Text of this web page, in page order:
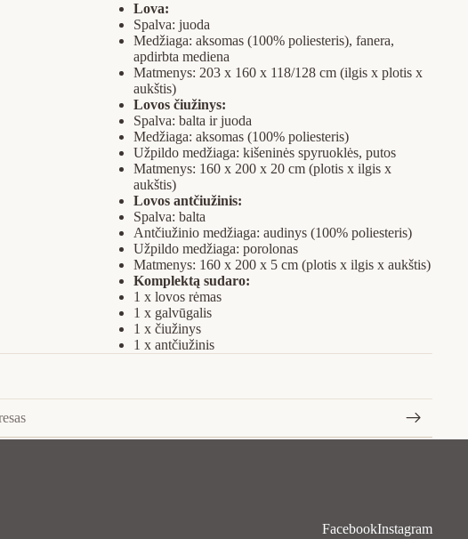
Lova:
Spalva: juoda
Medžiaga: aksomas (100% poliesteris), fanera,
apdirbta mediena
Matmenys: 203 x 160 x 118/128 cm (ilgis x plotis x
aukštis)
Lovos čiužinys:
Spalva: balta ir juoda
Medžiaga: aksomas (100% poliesteris)
Užpildo medžiaga: kišeninės spyruoklės, putos
Matmenys: 160 x 200 x 20 cm (plotis x ilgis x
aukštis)
Lovos antčiužinis:
Spalva: balta
Antčiužinio medžiaga: audinys (100% poliesteris)
Užpildo medžiaga: porolonas
Matmenys: 160 x 200 x 5 cm (plotis x ilgis x aukštis)
Komplektą sudaro:
1 x lovos rėmas
1 x galvūgalis
1 x čiužinys
1 x antčiužinis
FacebookInstagram